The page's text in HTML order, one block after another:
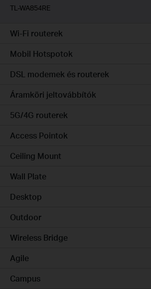
TL-WA854RE
Wi-Fi routerek
Mobil Hotspotok
DSL modemek és routerek
Áramköri jeltovábbítók
5G/4G routerek
Access Pointok
Ceiling Mount
Wall Plate
Desktop
Outdoor
Wireless Bridge
Agile
Campus